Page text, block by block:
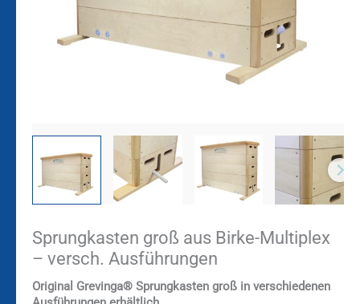
Sprungkasten groß aus Birke-Multiplex
– versch. Ausführungen
Original Grevinga® Sprungkasten groß in verschiedenen